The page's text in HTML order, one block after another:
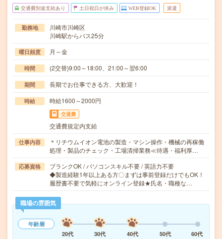
交通費別途支給あり 土日祝日が休み WEB登録OK 派遣
勤務地
川崎市川崎区
川崎駅からバス25分
曜日頻度 月～金
時間 (2交替)9:00～18:00、21:00～翌6:00
期間 長期でお仕事できる方、大歓迎！
時給 時給1600～2000円
交通費
交通費規定内支給
仕事内容
＊リチウムイオン電池の製造・マシン操作・機械の再稼働
処理・製品のチェック・工場清掃業務≪待遇・福利厚…
応募資格
ブランクOK / パソコンスキル不要 / 英語力不要
◆製造経験1年以上ある方〇まずは事前登録だけでもOK！
履歴書不要で気軽にオンライン登録★氏名・職種な…
職場の雰囲気
年齢層
20代
30代 40代 50代 60代